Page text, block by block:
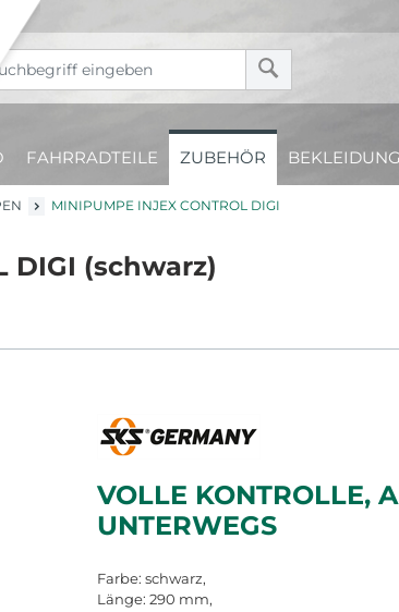
FAHRRADTEILE ZUBEHÖR BEKLEIDUNG
MINIPUMPE INJEX CONTROL DIGI
DIGI (schwarz)
VOLLE KONTROLLE,
UNTERWEGS
Farbe: schwarz,
Länge: 290 mm,